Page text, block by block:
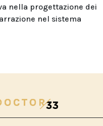
nella progettazione dei
nel sistema